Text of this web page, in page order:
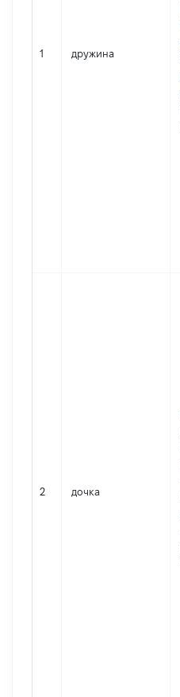
1 дружина
2 дочка